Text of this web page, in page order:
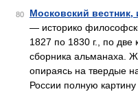
80
Московский
— историко
1827 по 1830 г., по две
сборника альманаха.
опираясь на твердые
России полную